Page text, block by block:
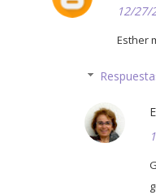
12/27/
Esther